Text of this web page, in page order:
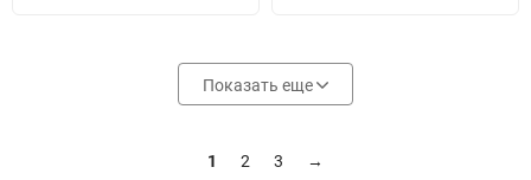
Показать еще
1 2 3 →